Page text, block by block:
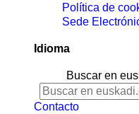
Política de
Sede
Idioma
Buscar en
Contacto